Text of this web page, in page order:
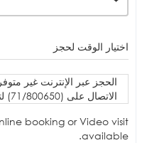
اختيار الوقت لحجز
الحجز عبر الإنترنت غير
الاتصال على (71/800650) لتحديد موعد!
booking or Video visit
available.